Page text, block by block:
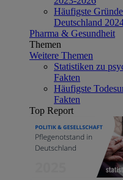
Häufigste
Deutschland
Pharma & Gesundheit
Themen
Weitere Themen
Statistiken zu
Fakten
Häufigste
Fakten
Top Report